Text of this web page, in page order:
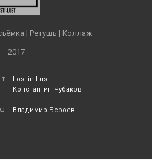
2017
| Ретушь | Коллаж
Lost in Lust
Константин Чубаков
Владимир Бероев